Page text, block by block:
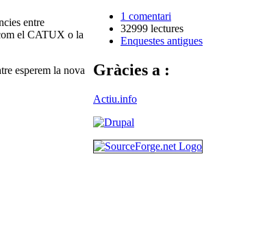
entre
el CATUX o la
esperem la nova
1 comentari
32999 lectures
Enquestes antigues
Gràcies a :
Actiu.info